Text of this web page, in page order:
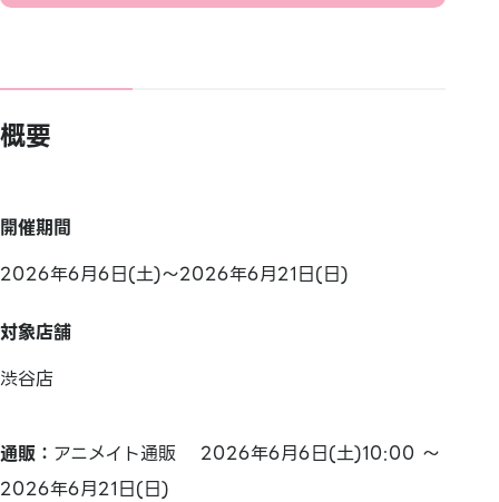
概要
開催期間
2026年6月6日(土)～2026年6月21日(日)
対象店舗
渋谷店
通販： アニメイト通販 2026年6月6日(土)10:00 ～
2026年6月21日(日)